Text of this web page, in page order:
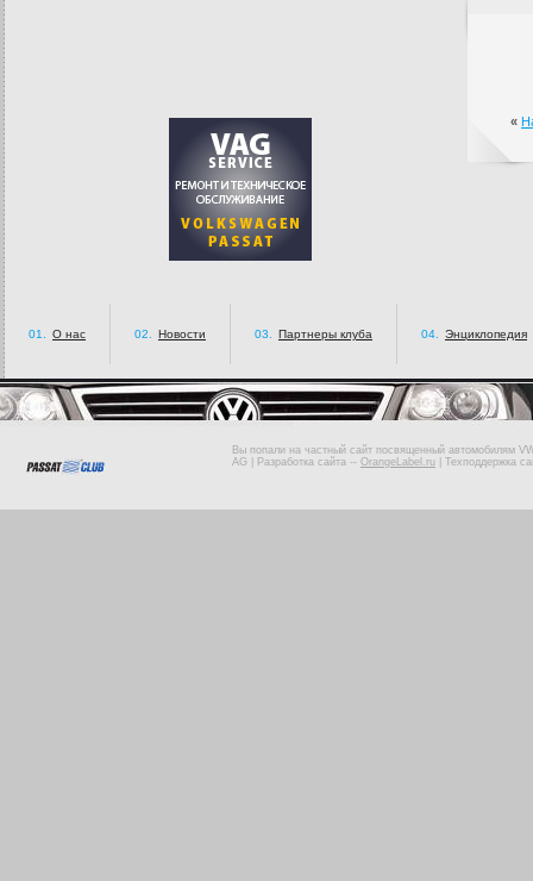
«
01. О нас 02. Новости 03. Партнеры клуба 04. Энциклопедия
Вы попали на частный сайт посвященный автомобилям
AG |
Разработка сайта -- OrangeLabel.ru Техподдержка